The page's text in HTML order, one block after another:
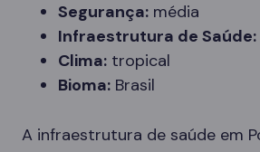
Segurança: média
Infraestrutura de Saúde:
Clima: tropical
Bioma: Brasil
A infraestrutura de saúde em